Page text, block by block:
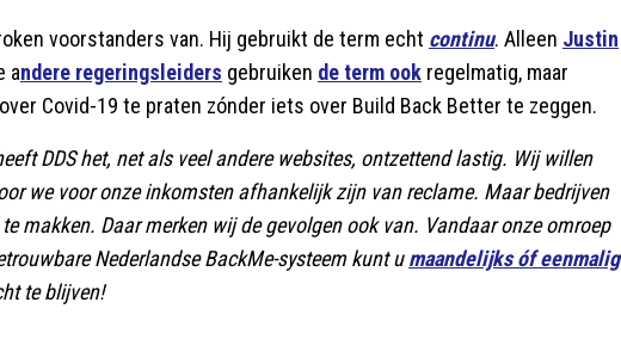
voorstanders van. Hij gebruikt de term echt continu. Alleen Justin
andere regeringsleiders gebruiken de term ook regelmatig, maar
Covid-19 te praten zónder iets over Build Back Better te zeggen.
DDS het, net als veel andere websites, ontzettend lastig. Wij willen
we voor onze inkomsten afhankelijk zijn van reclame. Maar bedrijven
makken. Daar merken wij de gevolgen ook van. Vandaar onze omroep
Nederlandse BackMe-systeem kunt umaandelijks óf eenmalig
te blijven!